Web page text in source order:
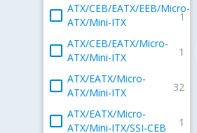
check_box_outline_blank ATX/CEB/EATX/EEB/Micro-
ATX/Mini-ITX
1
check_box_outline_blank ATX/CEB/EATX/Micro-
ATX/Mini-ITX
1
check_box_outline_blank ATX/EATX/Micro-
ATX/Mini-ITX
32
check_box_outline_blank ATX/EATX/Micro-
ATX/Mini-ITX/SSI-CEB
1